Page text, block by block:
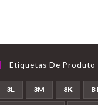
Etiquetas De Produto
3L 3M 8K